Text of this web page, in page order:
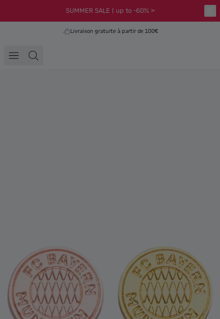
SUMMER SALE | up to -60% >
Livraison gratuite à partir de 100€